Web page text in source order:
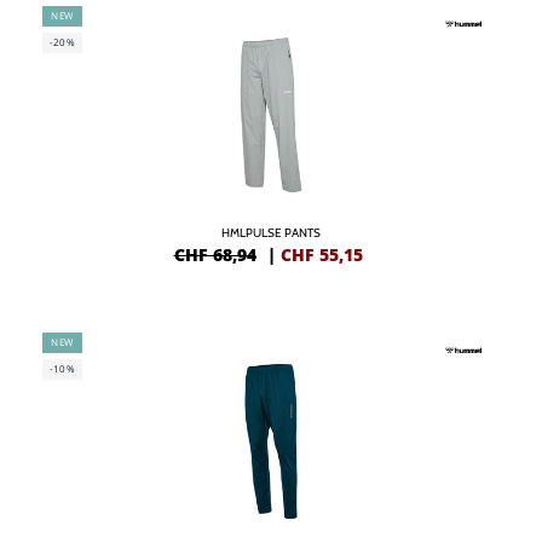
NEW
-20%
HMLPULSE PANTS
CHF 68,94 | CHF 55,15
NEW
-10%